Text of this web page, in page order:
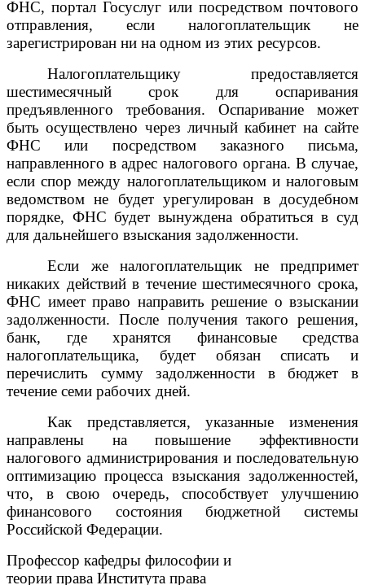
ФНС, портал Госуслуг или посредством почтового
отправления, если налогоплательщик не
зарегистрирован ни на одном из этих ресурсов.
Налогоплательщику предоставляется
шестимесячный срок для оспаривания
предъявленного требования. Оспаривание может
быть осуществлено через личный кабинет на сайте
ФНС или посредством заказного письма,
направленного в адрес налогового органа. В случае,
если спор между налогоплательщиком и налоговым
ведомством не будет урегулирован в досудебном
порядке, ФНС будет вынуждена обратиться в суд
для дальнейшего взыскания задолженности.
Если же налогоплательщик не предпримет
никаких действий в течение шестимесячного срока,
ФНС имеет право направить решение о взыскании
задолженности. После получения такого решения,
банк, где хранятся финансовые средства
налогоплательщика, будет обязан списать и
перечислить сумму задолженности в бюджет в
течение семи рабочих дней.
Как представляется, указанные изменения
направлены на повышение эффективности
налогового администрирования и последовательную
оптимизацию процесса взыскания задолженностей,
что, в свою очередь, способствует улучшению
финансового состояния бюджетной системы
Российской Федерации.
Профессор кафедры философии и
теории права Института права